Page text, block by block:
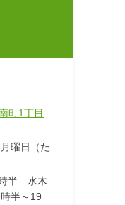
町1丁目
曜日（た
半 水木
半～19